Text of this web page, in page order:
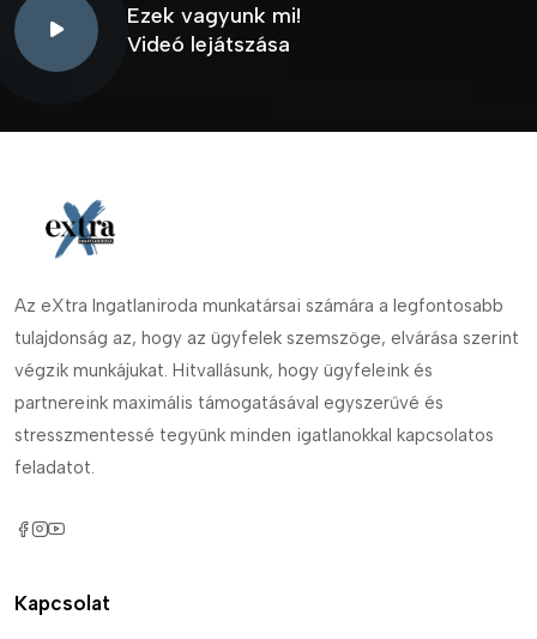
Ezek vagyunk mi!
Videó lejátszása
Az eXtra Ingatlaniroda munkatársai számára a legfontosabb
tulajdonság az, hogy az ügyfelek szemszöge, elvárása szerint
végzik munkájukat. Hitvallásunk, hogy ügyfeleink és
partnereink maximális támogatásával egyszerűvé és
stresszmentessé tegyünk minden igatlanokkal kapcsolatos
feladatot.
Kapcsolat